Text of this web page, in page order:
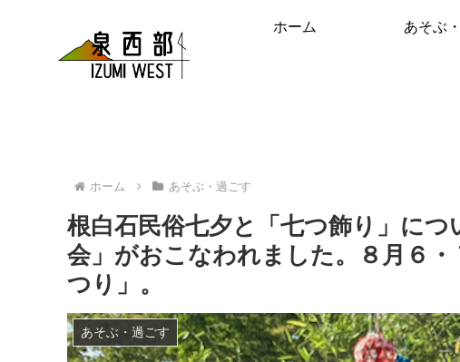
ホーム あそぶ
ホーム あそぶ・過ごす
根白石民俗七夕と「七つ飾り」に
会」がおこなわれました。８月６
つり」。
あそぶ・過ごす